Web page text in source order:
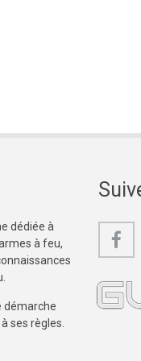
dédiée à
à feu,
démarche
ses règles.